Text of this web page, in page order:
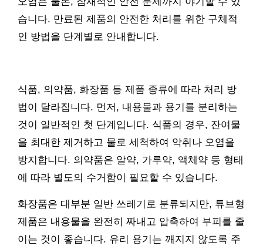
습니다. 만료된 제품의 안전한 처리를 위한 구체적
인 방법을 단계별로 안내합니다.
식품, 의약품, 화장품 등 제품 종류에 따라 처리 방
법이 달라집니다. 먼저, 내용물과 용기를 분리하는
것이 일반적인 첫 단계입니다. 식품의 경우, 잔여물
을 최대한 제거하고 물로 세척하여 악취나 오염을
방지합니다. 의약품은 알약, 가루약, 액체약 등 형태
에 따라 별도의 수거함이 필요할 수 있습니다.
화장품은 대부분 일반 쓰레기로 분류되지만, 튜브형
제품은 내용물을 완전히 짜내고 압축하여 부피를 줄
이는 것이 좋습니다. 유리 용기는 깨지지 않도록 주